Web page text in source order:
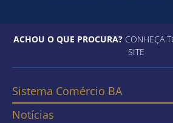
ACHOU O QUE PROCURA?CONHEÇA
SITE
Sistema Comércio BA
Notícias